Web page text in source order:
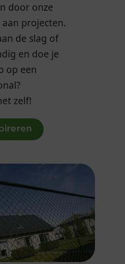
door onze
projecten.
de slag of
en doe je
op een
zelf!